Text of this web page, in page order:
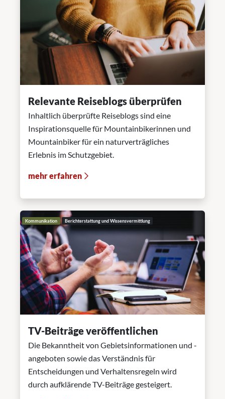
Relevante Reiseblogs überprüfen
Inhaltlich überprüfte Reiseblogs sind eine
Inspirationsquelle für Mountainbikerinnen und
Mountainbiker für ein naturverträgliches
Erlebnis im Schutzgebiet.
mehr erfahren
Kommunikation Berichterstattung und Wissensvermittlung
TV-Beiträge veröffentlichen
Die Bekanntheit von Gebietsinformationen und -
angeboten sowie das Verständnis für
Entscheidungen und Verhaltensregeln wird
durch aufklärende TV-Beiträge gesteigert.